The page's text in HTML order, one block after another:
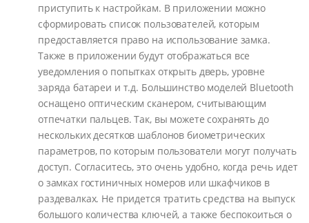
приступить к настройкам. В приложении можно
сформировать список пользователей, которым
предоставляется право на использование замка.
Также в приложении будут отображаться все
уведомления о попытках открыть дверь, уровне
заряда батареи и т.д. Большинство моделей Bluetooth
оснащено оптическим сканером, считывающим
отпечатки пальцев. Так, вы можете сохранять до
нескольких десятков шаблонов биометрических
параметров, по которым пользователи могут получать
доступ. Согласитесь, это очень удобно, когда речь идет
о замках гостиничных номеров или шкафчиков в
раздевалках. Не придется тратить средства на выпуск
большого количества ключей, а также беспокоиться о